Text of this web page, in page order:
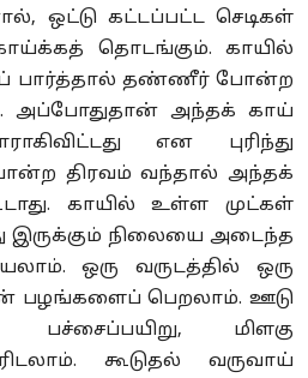
ஒட்டு கட்டப்பட்ட செடிகள்
தொடங்கும். காயில்
பார்த்தால் தண்ணீர் போன்ற
அப்போதுதான் அந்தக் காய்
என புரிந்து
திரவம் வந்தால் அந்தக்
காயில் உள்ள முட்கள்
இருக்கும் நிலையை அடைந்த
ஒரு வருடத்தில் ஒரு
பழங்களைப் பெறலாம். ஊடு
பச்சைப்பயிறு, மிளகு
கூடுதல் வருவாய்